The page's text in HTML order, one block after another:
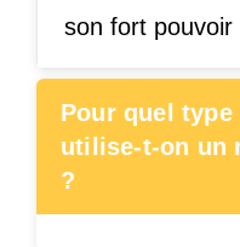
son fort pouvoir
Pour quel
utilise-t-on un
?